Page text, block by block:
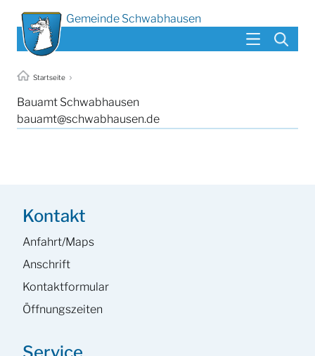
Gemeinde Schwabhausen
Startseite
Bauamt Schwabhausen
bauamt@schwabhausen.de
Kontakt
Anfahrt/Maps
Anschrift
Kontaktformular
Öffnungszeiten